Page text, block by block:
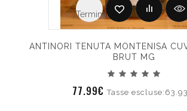
Terminato
ANTINORI TENUTA MONTENISA
BRUT MG
77.99€Tasse